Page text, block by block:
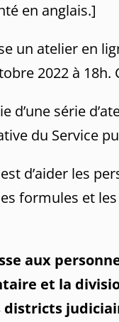
en anglais.]
un atelier en
2022 à
d’une série
du Service
d’aider les
formules et
aux
et la